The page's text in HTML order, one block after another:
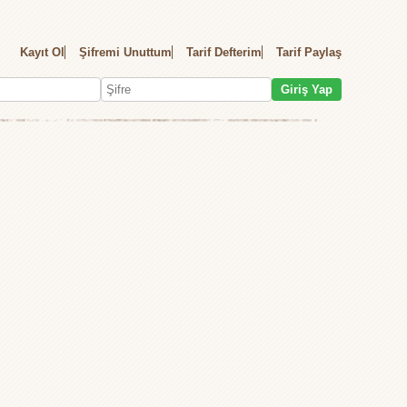
Kayıt Ol Şifremi Unuttum Tarif Defterim Tarif Paylaş
Giriş Yap